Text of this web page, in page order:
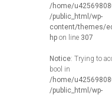
/home/
/public_html/wp-
content/themes/
hp on line 307
Notice: Trying to
bool in
/home/
/public_html/wp-